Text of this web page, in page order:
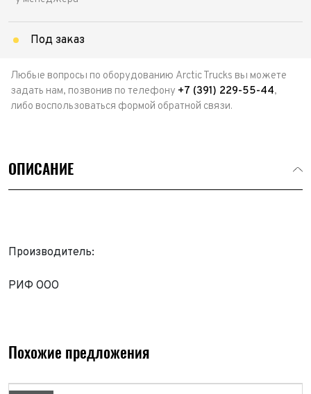
Под заказ
Любые вопросы по оборудованию Arctic Trucks вы можете
задать нам, позвонив по телефону +7 (391) 229-55-44,
либо воспользоваться формой обратной связи.
ОПИСАНИЕ
Производитель:
РИФ ООО
Похожие предложения
Имя*
Телефон*